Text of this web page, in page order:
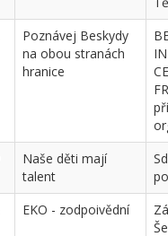
Poznávej Beskydy
na obou stranách
hranice
Naše děti mají
talent
EKO - zodpoivědní